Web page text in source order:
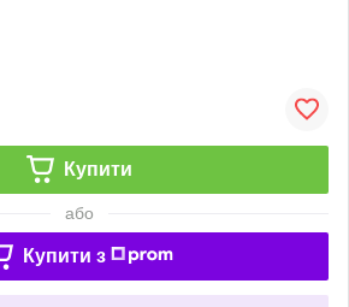
Купити
або
Купити з